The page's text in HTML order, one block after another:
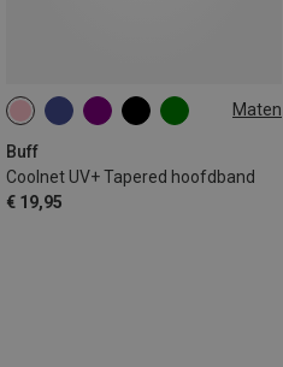
Maten
Buff
Coolnet UV+ Tapered hoofdband
€ 19,95
ONE SIZE